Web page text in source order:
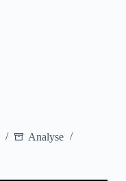
Analyse